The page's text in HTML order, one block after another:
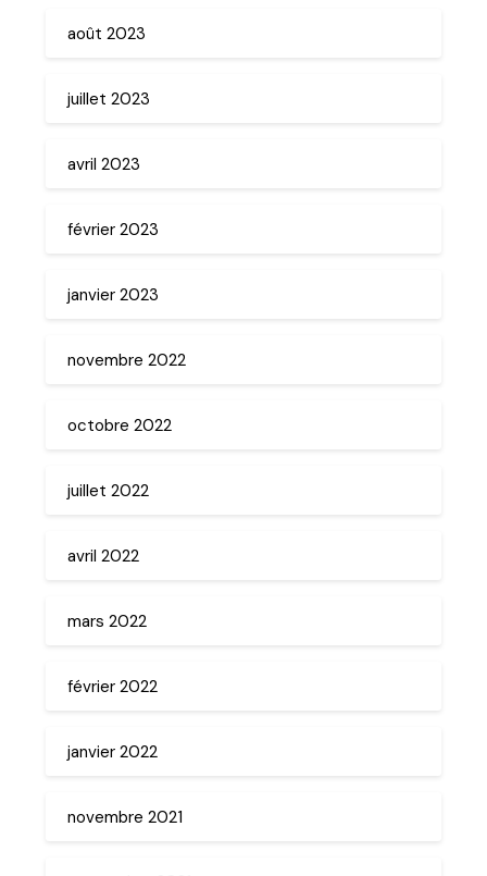
août 2023
juillet 2023
avril 2023
février 2023
janvier 2023
novembre 2022
octobre 2022
juillet 2022
avril 2022
mars 2022
février 2022
janvier 2022
novembre 2021